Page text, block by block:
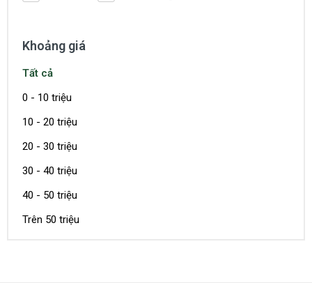
Khoảng giá
Tất cả
0 - 10 triệu
10 - 20 triệu
20 - 30 triệu
30 - 40 triệu
40 - 50 triệu
Trên 50 triệu